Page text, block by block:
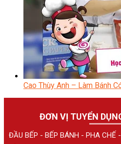
Cao Thùy Anh – Làm Bánh
ĐƠN VỊ TUYỂN
ĐẦU BẾP - BẾP BÁNH - PHA CHẾ